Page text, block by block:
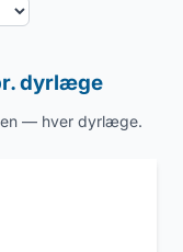
dyrlæge
— hver dyrlæge.